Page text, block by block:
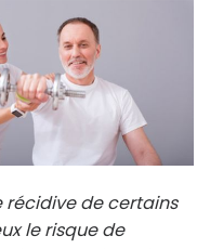
récidive de certains
le risque de